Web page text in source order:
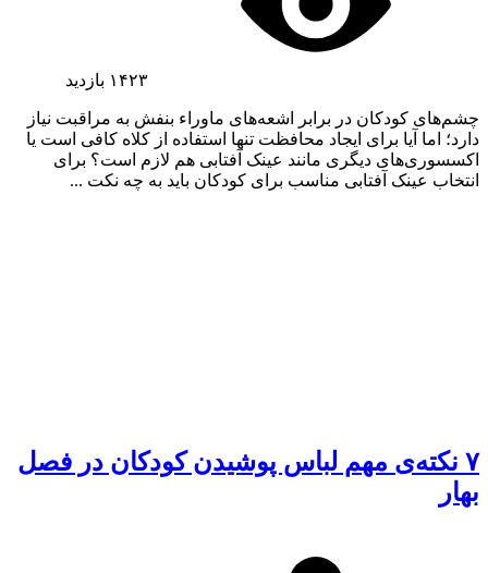
۱۴۲۳ بازدید
چشم‌های کودکان در برابر اشعه‌های ماوراء بنفش به مراقبت نیاز
دارد؛ اما آیا برای ایجاد محافظت تنها استفاده از کلاه کافی است یا
اکسسوری‌های دیگری مانند عینک آفتابی هم لازم است؟ برای
انتخاب عینک آفتابی مناسب برای کودکان باید به چه نکت ...
۷ نکته‌ی مهم لباس پوشیدن کودکان در فصل
بهار